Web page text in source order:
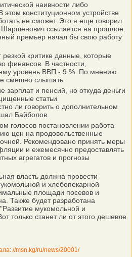
наивности либо
конституционном устройстве
не сможет. Это я еще говорил
ссылается на прошлое.
премьер начал бы свою работу
критике данные, которые
финансов. В частности,
уровень ВВП - 9 %. По мнению
смешно слышать.
и пенсий, но откуда деньги
статьи
ли говорить о дополнительном
Байболов.
голосов постановлении работа
цен на продовольственные
Рекомендовано принять меры
и ежемесячно предоставлять
агрегатов и прогнозы
власть должна провести
и хлебопекарной
площади посевов и
Также будет разработана
мукомольной и
только станет ли от этого дешевле
//msn.kg/ru/news/20001/